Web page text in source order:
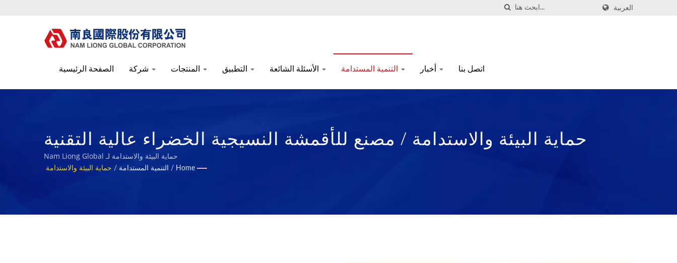
العربية
الصفحة الرئيسية اتصل بنا
حماية البيئة والاستدامة / مصنع للأقمشة النسيجية الخضراء عالية التقنية
حماية البيئة والاستدامة لـ Nam Liong Global
Home
/ التنمية المستدامة / حماية البيئة والاستدامة